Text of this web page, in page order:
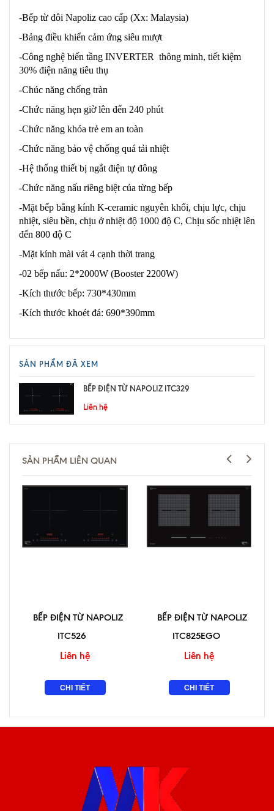
-Bếp từ đôi Napoliz cao cấp (Xx: Malaysia)
-Bảng điều khiển cảm ứng siêu mượt
-Công nghệ biến tầng INVERTER thông minh, tiết kiệm
30% điện năng tiêu thụ
-Chúc năng chống tràn
-Chức năng hẹn giờ lên đến 240 phút
-Chức năng khóa trẻ em an toàn
-Chức năng bảo vệ chống quá tải nhiệt
-Hệ thống thiết bị ngắt điện tự đông
-Chức năng nấu riêng biệt của từng bếp
-Mặt bếp bằng kính K-ceramic nguyên khối, chịu lực, chịu
nhiệt, siêu bền, chịu ở nhiệt độ 1000 độ C, Chịu sốc nhiệt lên
đến 800 độ C
-Mặt kính mài vát 4 cạnh thời trang
-02 bếp nấu: 2*2000W (Booster 2200W)
-Kích thước bếp: 730*430mm
-Kích thước khoét đá: 690*390mm
SẢN PHẨM ĐÃ XEM
BẾP ĐIỆN TỪ NAPOLIZ ITC329
Liên hệ
SẢN PHẨM LIÊN QUAN
BẾP ĐIỆN TỪ NAPOLIZ
ITC526
Liên hệ
CHI TIẾT
BẾP ĐIỆN TỪ NAPOLIZ
ITC825EGO
Liên hệ
CHI TIẾT